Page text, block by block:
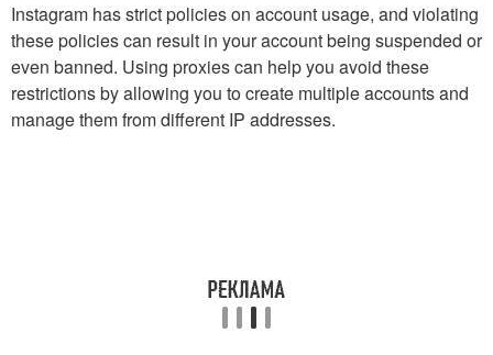
Instagram has strict policies on account usage, and violating
these policies can result in your account being suspended or
even banned. Using proxies can help you avoid these
restrictions by allowing you to create multiple accounts and
manage them from different IP addresses.